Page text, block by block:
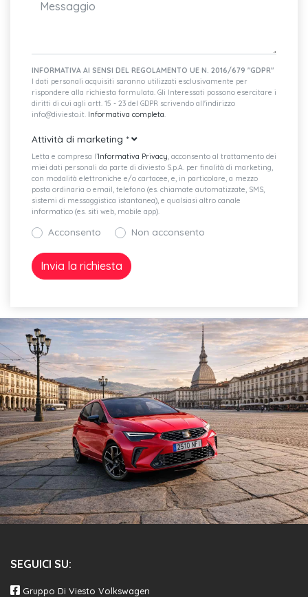
INFORMATIVA AI SENSI DEL REGOLAMENTO UE N. 2016/679 "GDPR"
I dati personali acquisiti saranno utilizzati esclusivamente per
rispondere alla richiesta formulata. Gli Interessati possono esercitare i
diritti di cui agli artt. 15 - 23 del GDPR scrivendo all'indirizzo
info@diviesto.it. Informativa completa
Attività di marketing *
Letta e compresa l’Informativa Privacy , acconsento al trattamento dei
miei dati personali da parte di diviesto S.p.A. per finalità di marketing,
con modalità elettroniche e/o cartacee, e, in particolare, a mezzo
posta ordinaria o email, telefono (es. chiamate automatizzate, SMS,
sistemi di messaggistica istantanea), e qualsiasi altro canale
informatico (es. siti web, mobile app).
Acconsento Non acconsento
SEGUICI SU:
Gruppo Di Viesto Volkswagen